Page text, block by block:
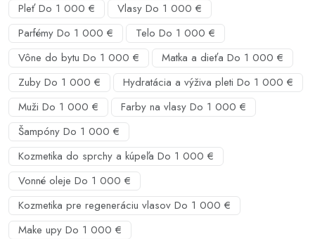
Pleť Do 1 000 €
Vlasy Do 1 000 €
Parfémy Do 1 000 €
Telo Do 1 000 €
Vône do bytu Do 1 000 €
Matka a dieťa Do 1 000 €
Zuby Do 1 000 €
Hydratácia a výživa pleti Do 1 000 €
Muži Do 1 000 €
Farby na vlasy Do 1 000 €
Šampóny Do 1 000 €
Kozmetika do sprchy a kúpeľa Do 1 000 €
Vonné oleje Do 1 000 €
Kozmetika pre regeneráciu vlasov Do 1 000 €
Make upy Do 1 000 €